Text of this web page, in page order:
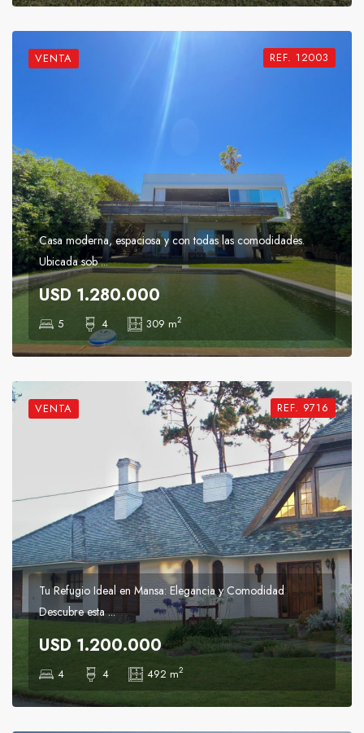
VENTA REF. 12003
Casa moderna, espaciosa y con todas las comodidades.
Ubicada sob ...
USD 1.280.000
5 4 309 m2
VENTA REF. 9716
Tu Refugio Ideal en Mansa: Elegancia y Comodidad
Descubre esta ...
USD 1.200.000
4 4 492 m2